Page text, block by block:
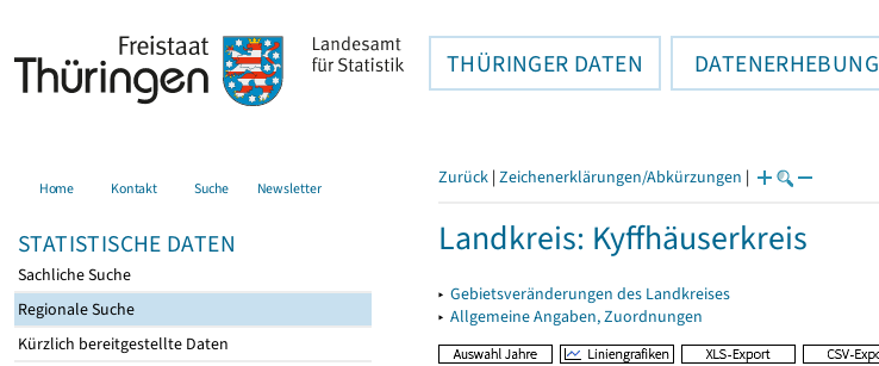
THÜRINGER DATEN DATENERHEBUNG
Home Kontakt Suche Newsletter
STATISTISCHE DATEN
Sachliche Suche
Regionale Suche
Kürzlich bereitgestellte Daten
Zurück | Zeichenerklärungen/Abkürzungen |
Landkreis: Kyffhäuserkreis
▸ Gebietsveränderungen des Landkreises
▸ Allgemeine Angaben, Zuordnungen